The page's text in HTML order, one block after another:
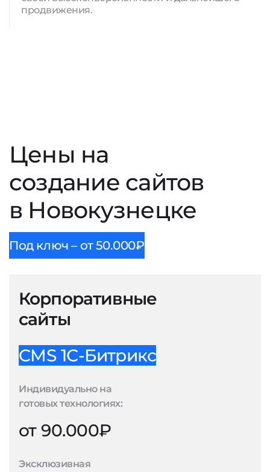
продвижения.
Цены на
создание сайтов
в Новокузнецке
Под ключ – от 50.000₽
Корпоративные
сайты
CMS 1С-Битрикс
Индивидуально на
готовых технологиях:
от 90.000₽
Эксклюзивная